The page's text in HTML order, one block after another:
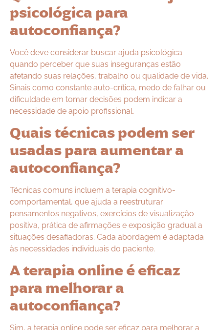
psicológica para
autoconfiança?
Você deve considerar buscar ajuda psicológica
quando perceber que suas inseguranças estão
afetando suas relações, trabalho ou qualidade de vida.
Sinais como constante auto-crítica, medo de falhar ou
dificuldade em tomar decisões podem indicar a
necessidade de apoio profissional.
Quais técnicas podem ser
usadas para aumentar a
autoconfiança?
Técnicas comuns incluem a terapia cognitivo-
comportamental, que ajuda a reestruturar
pensamentos negativos, exercícios de visualização
positiva, prática de afirmações e exposição gradual a
situações desafiadoras. Cada abordagem é adaptada
às necessidades individuais do paciente.
A terapia online é eficaz
para melhorar a
autoconfiança?
Sim, a terapia online pode ser eficaz para melhorar a